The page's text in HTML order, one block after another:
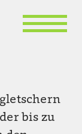
bis zu